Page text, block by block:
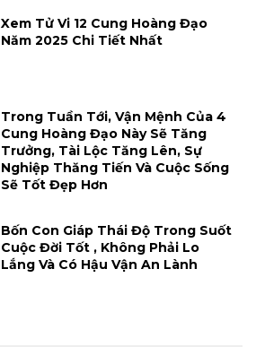
Xem Tử Vi 12 Cung Hoàng Đạo
Năm 2025 Chi Tiết Nhất
Trong Tuần Tới, Vận Mệnh Của 4
Cung Hoàng Đạo Này Sẽ Tăng
Trưởng, Tài Lộc Tăng Lên, Sự
Nghiệp Thăng Tiến Và Cuộc Sống
Sẽ Tốt Đẹp Hơn
Bốn Con Giáp Thái Độ Trong Suốt
Cuộc Đời Tốt , Không Phải Lo
Lắng Và Có Hậu Vận An Lành